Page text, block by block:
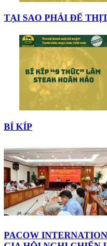
TẠI SAO PHẢI ĐỂ
BÍ KÍP
PACOW